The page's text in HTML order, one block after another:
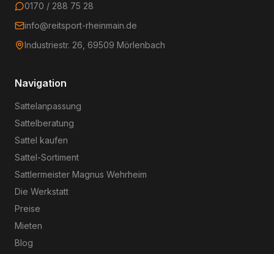
0170 / 288 75 28
info@reitsport-rheinmain.de
Industriestr. 26, 69509 Mörlenbach
Navigation
Sattelanpassung
Sattelberatung
Sattel kaufen
Sattel-Sortiment
Sattlermeister Magnus Wehrheim
Die Werkstatt
Preise
Mieten
Blog